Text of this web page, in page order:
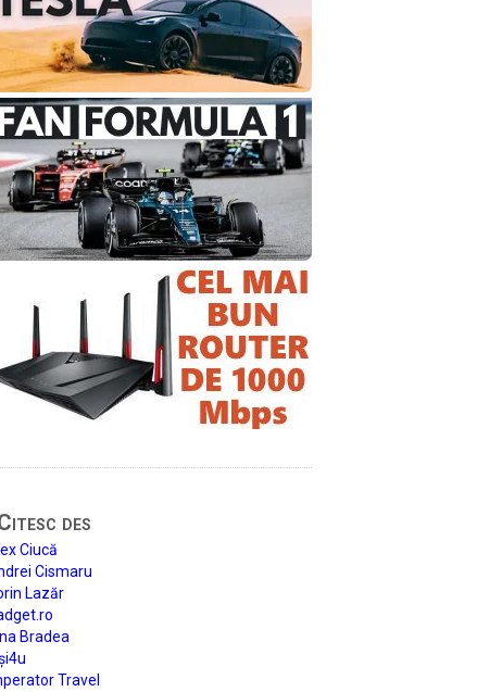
des
Ciucă
Cismaru
Lazăr
Bradea
Travel